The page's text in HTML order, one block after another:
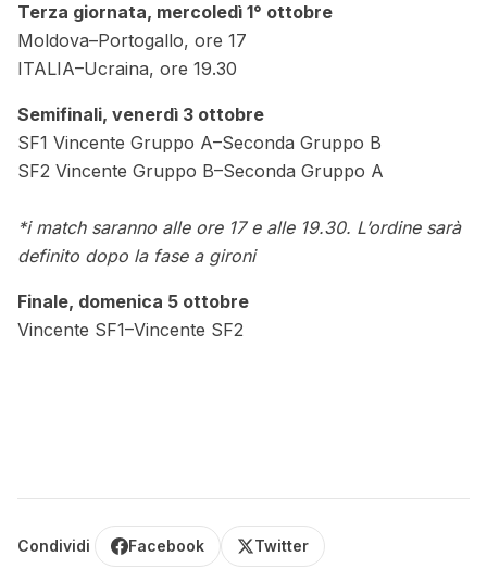
Terza giornata, mercoledì 1° ottobre
Moldova–Portogallo, ore 17
ITALIA–Ucraina, ore 19.30
Semifinali, venerdì 3 ottobre
SF1 Vincente Gruppo A–Seconda Gruppo B
SF2 Vincente Gruppo B–Seconda Gruppo A
*i match saranno alle ore 17 e alle 19.30. L’ordine sarà
definito dopo la fase a gironi
Finale, domenica 5 ottobre
Vincente SF1–Vincente SF2
Condividi Facebook Twitter